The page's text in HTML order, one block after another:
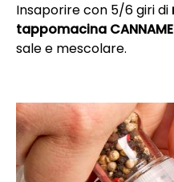
Insaporire con 5/6 giri di
tappomacina
sale e mescolare.